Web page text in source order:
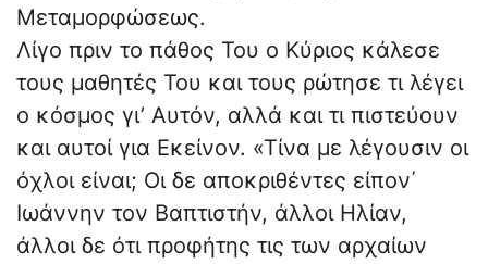
Μεταμορφώσεως.
Λίγο πριν το πάθος Του ο Κύριος κάλεσε
τους μαθητές Του και τους ρώτησε τι λέγει
ο κόσμος γι’ Αυτόν, αλλά και τι πιστεύουν
και αυτοί για Εκείνον. «Τίνα με λέγουσιν οι
όχλοι είναι; Οι δε αποκριθέντες είπον΄
Ιωάννην τον Βαπτιστήν, άλλοι Ηλίαν,
άλλοι δε ότι προφήτης τις των αρχαίων